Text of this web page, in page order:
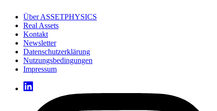
Über ASSETPHYSICS
Real Assets
Kontakt
Newsletter
Datenschutzerklärung
Nutzungsbedingungen
Impressum